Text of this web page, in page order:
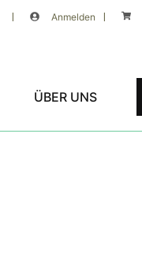
Anmelden
ÜBER UNS